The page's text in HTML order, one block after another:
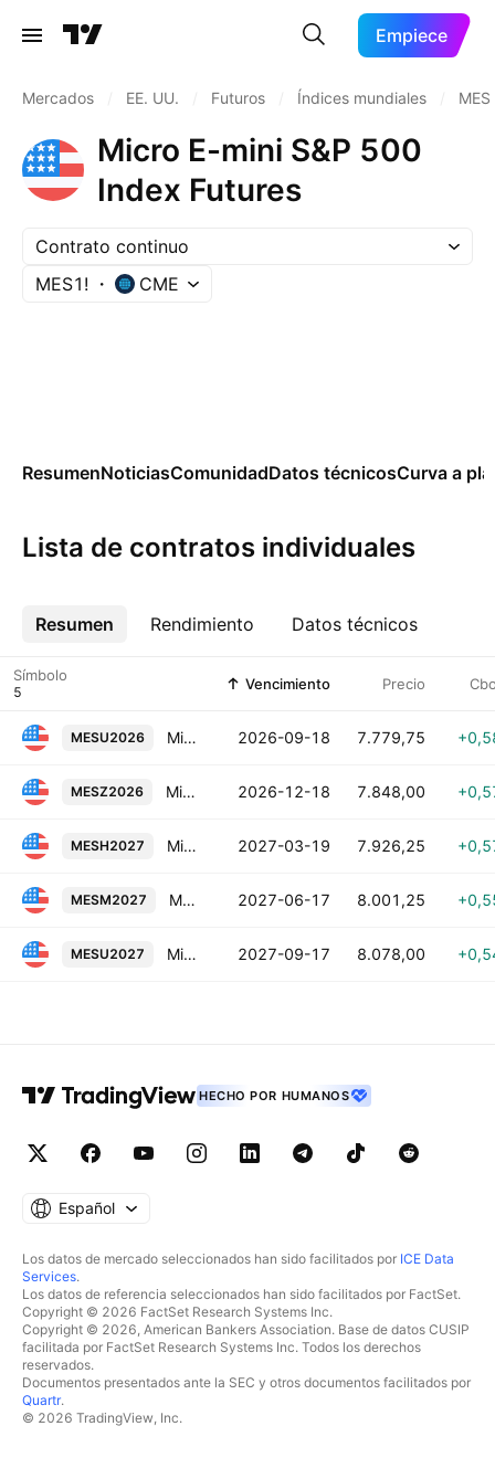
Empiece
Mercados EE. UU. Futuros Índices mundiales
Micro E-mini S&P 500
Index Futures
Contrato continuo
MES1!
CME
ResumenNoticiasComunidadDatos técnicosCurva a
Lista de contratos individuales
Resumen Rendimiento Datos técnicos
Más
Símbolo Vencimiento Precio
MESU2026 Micro E-mini S&P 500 Index Futures (Sep 2026) 2026-09-18 7.779,75
MESZ2026 Micro E-mini S&P 500 Index Futures (Dec 2026) 2026-12-18 7.848,00
MESH2027 Micro E-mini S&P 500 Index Futures (Mar 2027) 2027-03-19 7.926,25
MESM2027 Micro E-mini S&P 500 Index Futures (Jun 2027) 2027-06-17 8.001,25
MESU2027 Micro E-mini S&P 500 Index Futures (Sep 2027) 2027-09-17 8.078,00
HECHO POR HUMANOS
Español
Los datos de mercado seleccionados han sido facilitados por ICE Data
Services.
Los datos de referencia seleccionados han sido facilitados por FactSet.
Copyright © 2026 FactSet Research Systems Inc.
Copyright © 2026, American Bankers Association. Base de datos CUSIP
facilitada por FactSet Research Systems Inc. Todos los derechos
reservados.
Documentos presentados ante la SEC y otros documentos facilitados por
Quartr.
© 2026 TradingView, Inc.